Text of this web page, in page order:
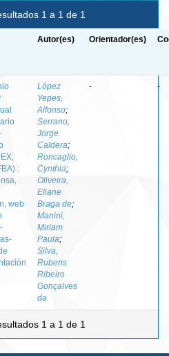
1 a 1 de 1
Autor(es) Orientador(es)
:
web
López
Yepes,
Alfonso;
Serrano,
Jorge
Caldera;
Roncaglio,
Cynthia;
Oliveira,
Eliane
Braga de;
Manini,
Miriam
Paula;
Silva,
Rubens
Ribeiro
Gonçalves
da
- -
1 a 1 de 1